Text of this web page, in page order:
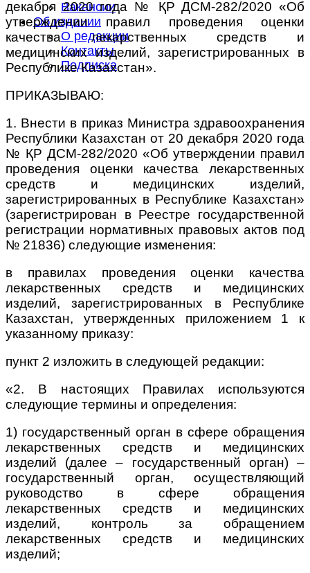
Вакансии
Об издании
О редакции
Контакты
Подписка
декабря 2020 года № ҚР ДСМ-282/2020 «Об
утверждении правил проведения оценки
качества лекарственных средств и
медицинских изделий, зарегистрированных в
Республике Казахстан».
ПРИКАЗЫВАЮ:
1. Внести в приказ Министра здравоохранения
Республики Казахстан от 20 декабря 2020 года
№ ҚР ДСМ-282/2020 «Об утверждении правил
проведения оценки качества лекарственных
средств и медицинских изделий,
зарегистрированных в Республике Казахстан»
(зарегистрирован в Реестре государственной
регистрации нормативных правовых актов под
№ 21836) следующие изменения:
в правилах проведения оценки качества
лекарственных средств и медицинских
изделий, зарегистрированных в Республике
Казахстан, утвержденных приложением 1 к
указанному приказу:
пункт 2 изложить в следующей редакции:
«2. В настоящих Правилах используются
следующие термины и определения:
1) государственный орган в сфере обращения
лекарственных средств и медицинских
изделий (далее – государственный орган) –
государственный орган, осуществляющий
руководство в сфере обращения
лекарственных средств и медицинских
изделий, контроль за обращением
лекарственных средств и медицинских
изделий;